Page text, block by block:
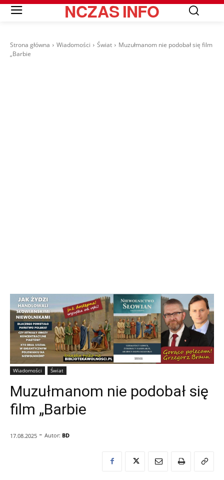
NCZASINFO
Strona główna Wiadomości Świat
Muzułmanom nie podobał się film
„Barbie
Wiadomości Świat
Muzułmanom nie podobał się
film „Barbie
17.08.2025 - Autor: BD